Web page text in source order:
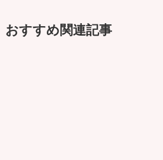
おすすめ関連記事